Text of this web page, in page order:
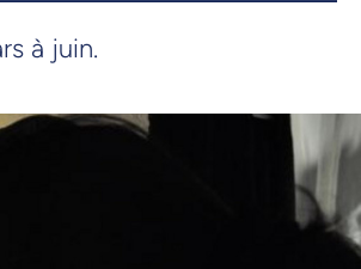
à juin.